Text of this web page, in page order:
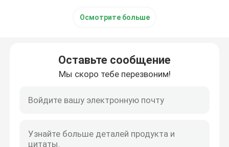
Осмотрите больше
Оставьте сообщение
Мы скоро тебе перезвоним!